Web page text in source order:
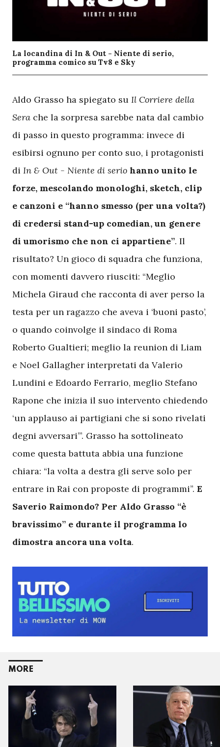
La locandina di In & Out - Niente di serio,
programma comico su Tv8 e Sky
Aldo Grasso ha spiegato su Il Corriere della
Sera che la sorpresa sarebbe nata dal cambio
di passo in questo programma: invece di
esibirsi ognuno per conto suo, i protagonisti
di In & Out - Niente di serio hanno unito le
forze, mescolando monologhi, sketch, clip
e canzoni e “hanno smesso (per una volta?)
di credersi stand-up comedian, un genere
di umorismo che non ci appartiene”. Il
risultato? Un gioco di squadra che funziona,
con momenti davvero riusciti: “Meglio
Michela Giraud che racconta di aver perso la
testa per un ragazzo che aveva i ‘buoni pasto’,
o quando coinvolge il sindaco di Roma
Roberto Gualtieri; meglio la reunion di Liam
e Noel Gallagher interpretati da Valerio
Lundini e Edoardo Ferrario, meglio Stefano
Rapone che inizia il suo intervento chiedendo
‘un applauso ai partigiani che si sono rivelati
degni avversari’”. Grasso ha sottolineato
come questa battuta abbia una funzione
chiara: “la volta a destra gli serve solo per
entrare in Rai con proposte di programmi”. E
Saverio Raimondo? Per Aldo Grasso “è
bravissimo” e durante il programma lo
dimostra ancora una volta.
MORE